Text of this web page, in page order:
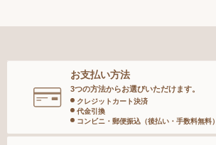
ランジェリー
インナー
キッズ＆ベビー
お支払い方法
3つの方法からお選びいただけます。
クレジットカート決済
代金引換
コンビニ・郵便振込（後払い・手数料無料）